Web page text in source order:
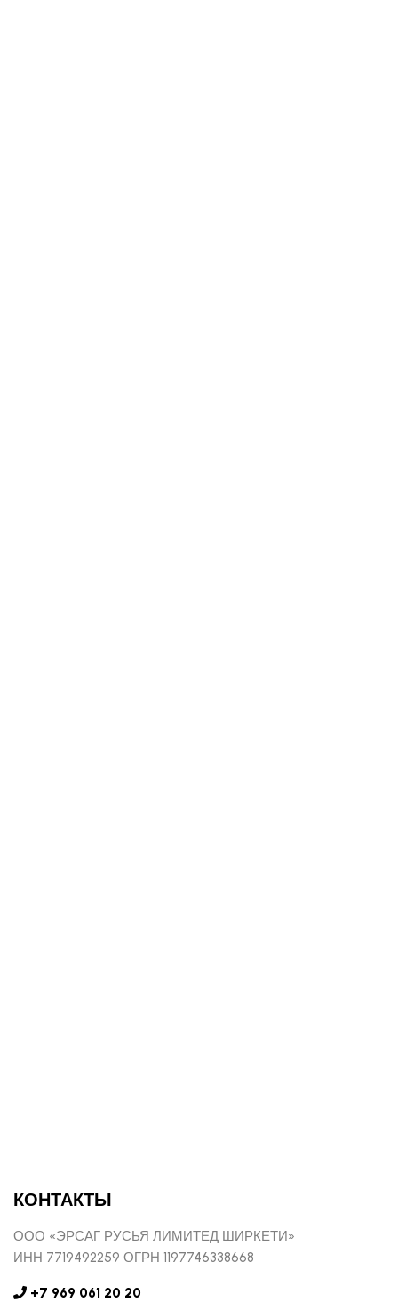
КОНТАКТЫ
ООО «ЭРСАГ РУСЬЯ ЛИМИТЕД ШИРКЕТИ»
ИНН 7719492259 ОГРН 1197746338668
+7 969 061 20 20